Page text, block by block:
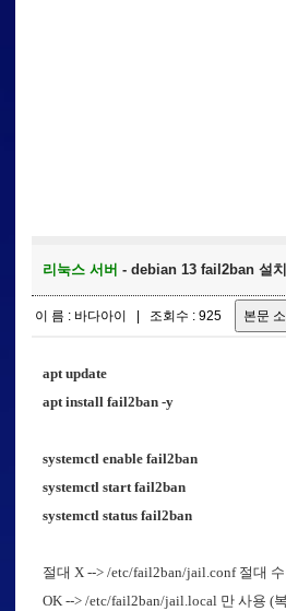
리눅스 서버 - debian 13 fail2ban 설
이 름 : 바다아이 | 조회수 : 925
apt update
apt install fail2ban -y
systemctl enable fail2ban
systemctl start fail2ban
systemctl status fail2ban
절대 X --> /etc/fail2ban/jail.conf 절대
OK --> /etc/fail2ban/jail.local 만 사용 (